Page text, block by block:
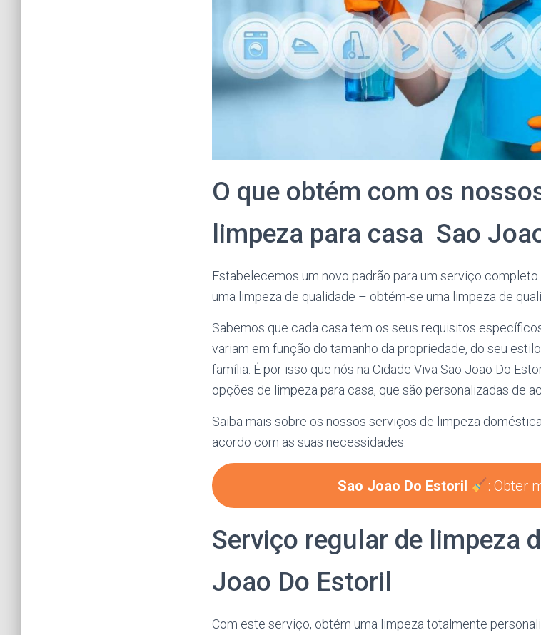
O que obtém com os
limpeza para casa Sao
Estabelecemos um novo padrão para um serviço
uma limpeza de qualidade – obtém-se uma limpeza de
Sabemos que cada casa tem os seus requisitos
variam em função do tamanho da propriedade, do seu
família. É por isso que nós na Cidade Viva Sao Joao Do
opções de limpeza para casa, que são personalizadas de
Saiba mais sobre os nossos serviços de limpeza
acordo com as suas necessidades.
Sao Joao Do Estoril : Obter
Serviço regular de limpeza
Joao Do Estoril
Com este serviço, obtém uma limpeza totalmente